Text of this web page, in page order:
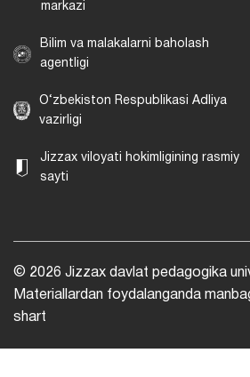
markazi
Bilim va malakalarni baholash
agentligi
O‘zbekiston Respublikasi Adliya
vazirligi
Jizzax viloyati hokimligining rasmiy
sayti
© 2026 Jizzax davlat pedagogika
Materiallardan foydalanganda
shart